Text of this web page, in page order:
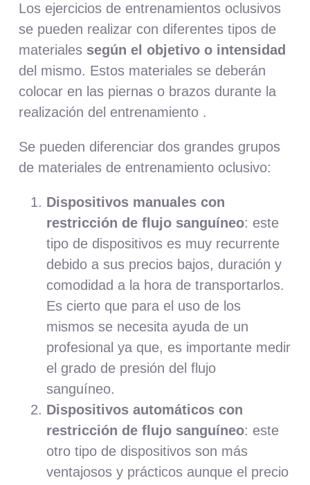
Los ejercicios de entrenamientos oclusivos
se pueden realizar con diferentes tipos de
materiales según el objetivo o intensidad
del mismo. Estos materiales se deberán
colocar en las piernas o brazos durante la
realización del entrenamiento .
Se pueden diferenciar dos grandes grupos
de materiales de entrenamiento oclusivo:
Dispositivos manuales con
restricción de flujo sanguíneo: este
tipo de dispositivos es muy recurrente
debido a sus precios bajos, duración y
comodidad a la hora de transportarlos.
Es cierto que para el uso de los
mismos se necesita ayuda de un
profesional ya que, es importante medir
el grado de presión del flujo
sanguíneo.
Dispositivos automáticos con
restricción de flujo sanguíneo: este
otro tipo de dispositivos son más
ventajosos y prácticos aunque el precio